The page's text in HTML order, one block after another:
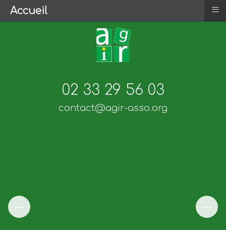
02 33 29 56 03
contact@agir-asso.org
← →
Accueil ≡